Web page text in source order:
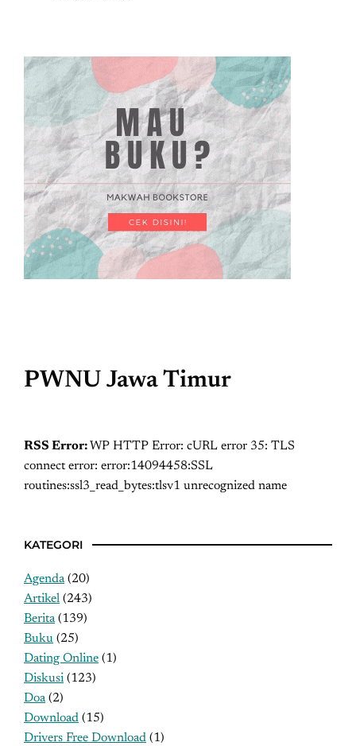
PWNU Jawa Timur
RSS Error: WP HTTP Error: cURL error 35: TLS
connect error: error:14094458:SSL
routines:ssl3_read_bytes:tlsv1 unrecognized name
KATEGORI
Agenda(20)
Artikel (243)
Berita(139)
Buku (25)
Dating Online (1)
Diskusi (123)
Doa(2)
Download (15)
Drivers Free Download (1)